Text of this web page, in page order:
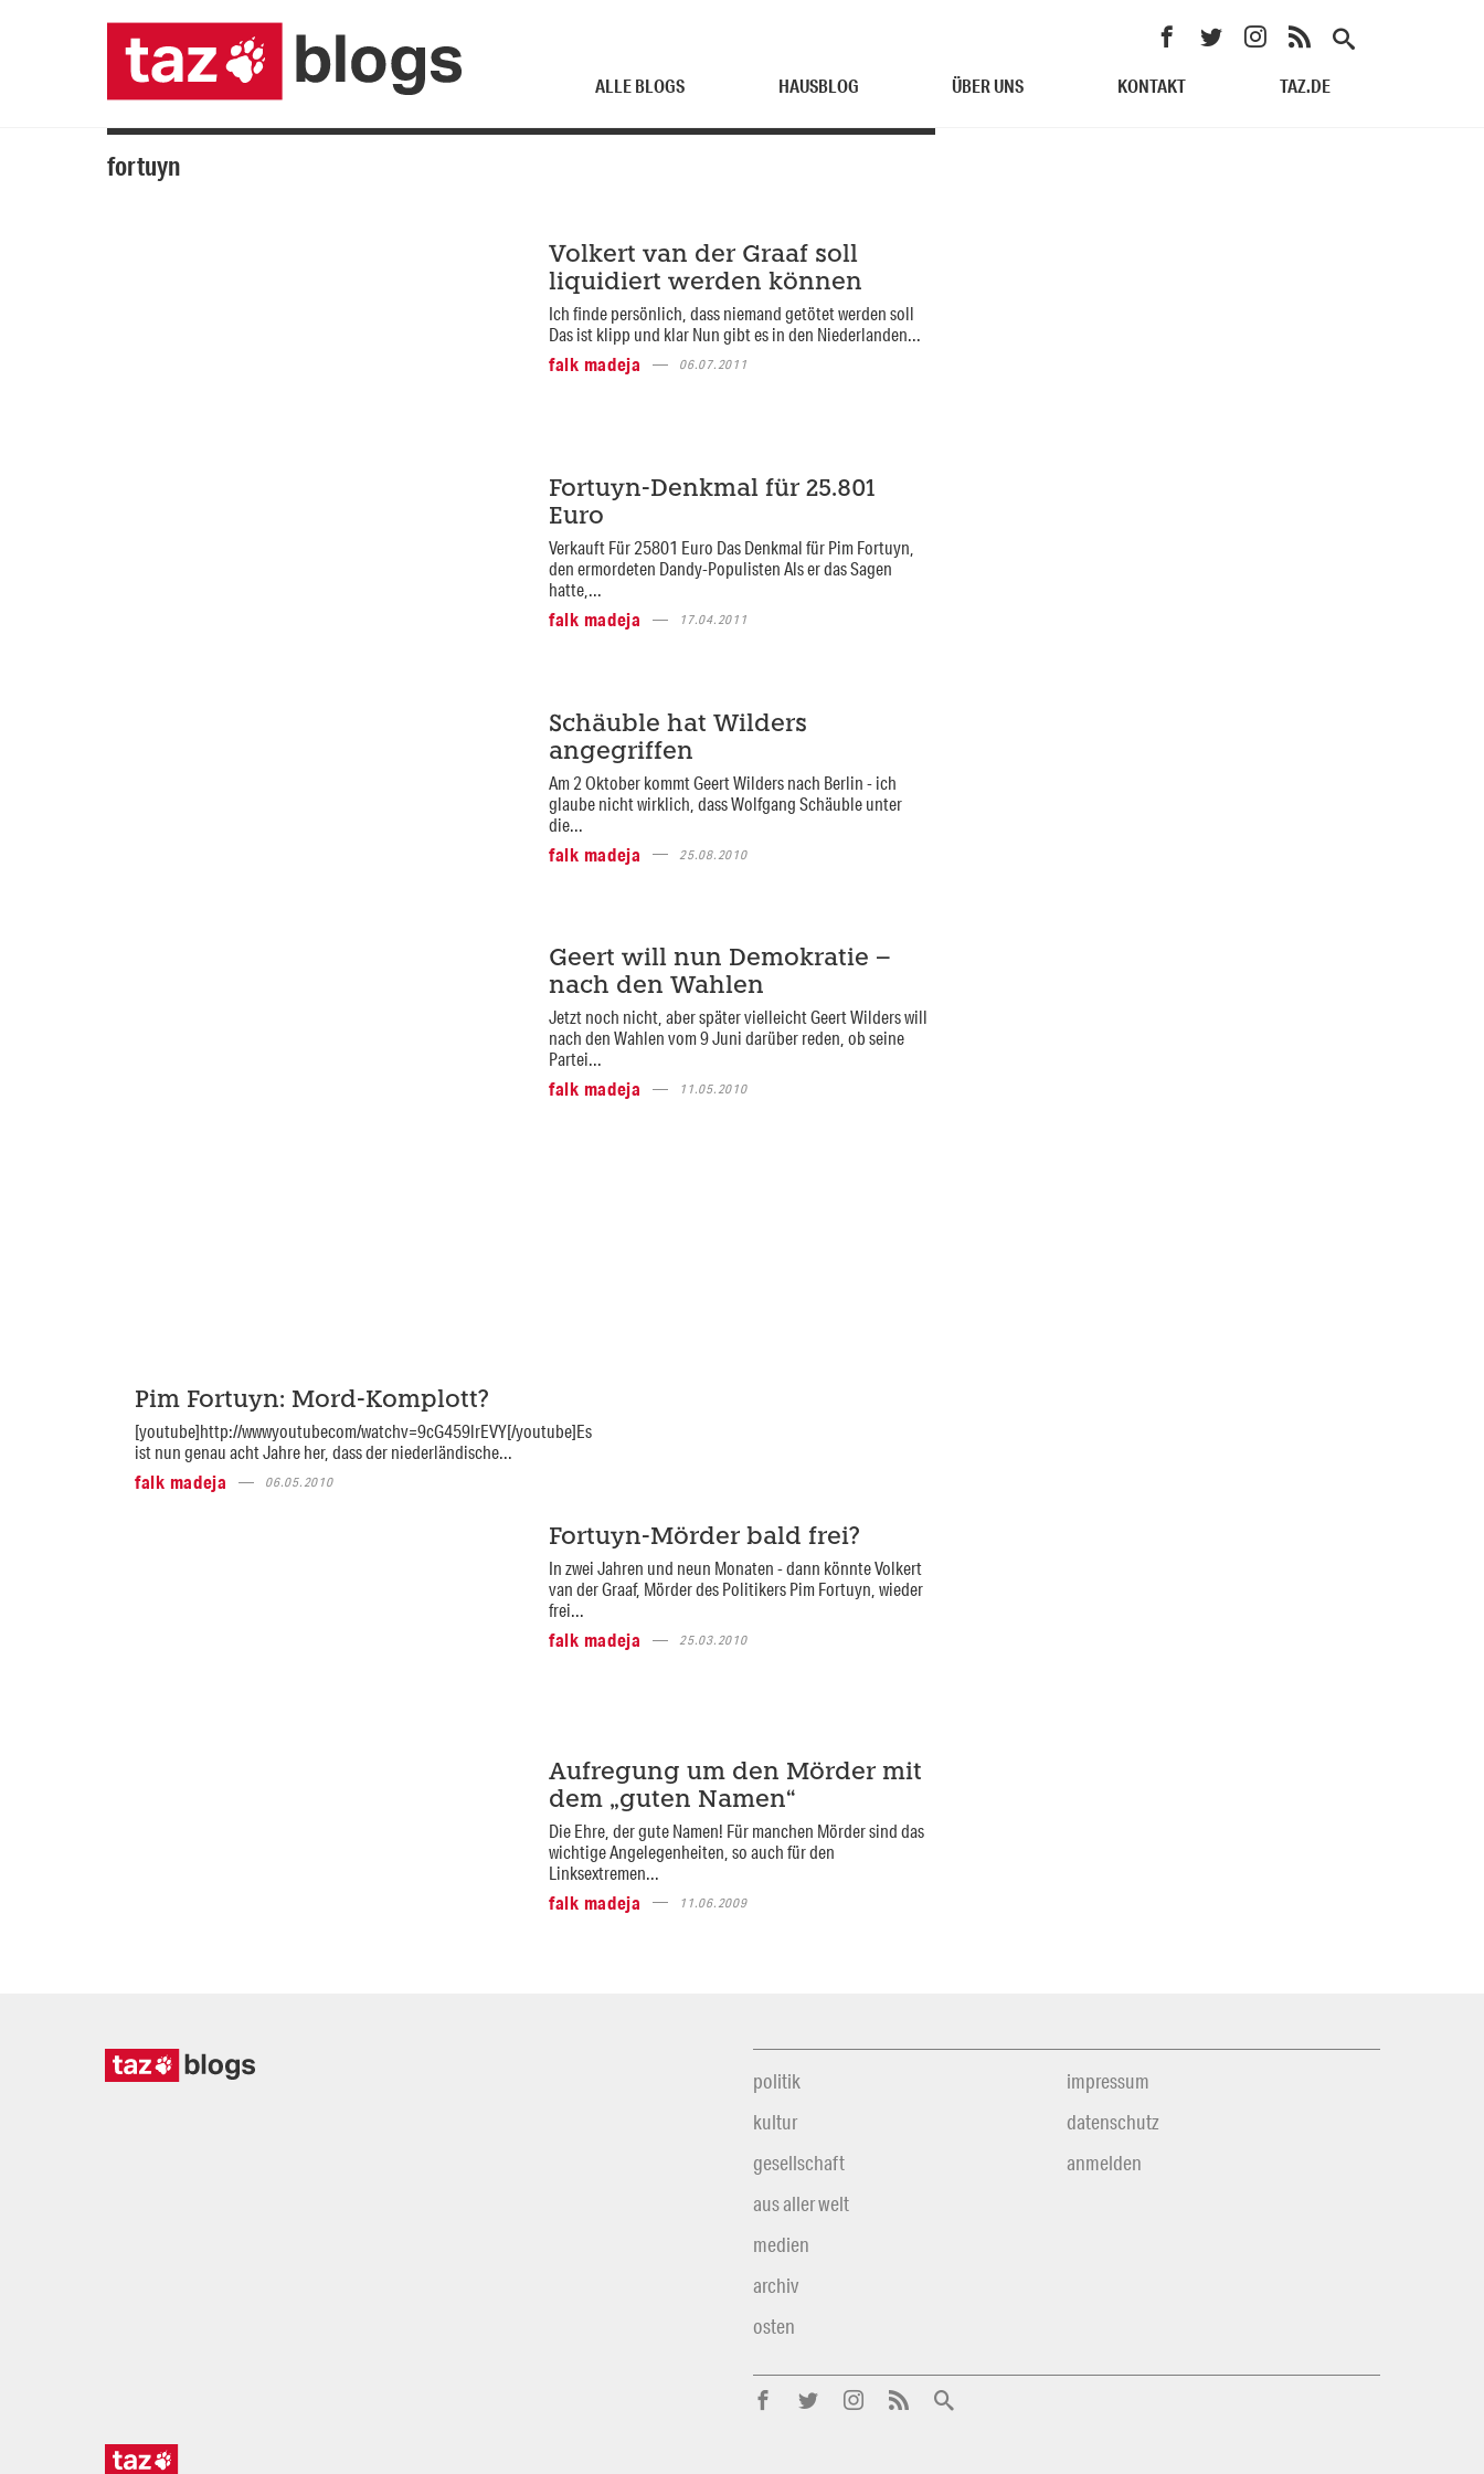
ALLE BLOGS HAUSBLOG ÜBER UNS KONTAKT TAZ.DE
fortuyn
Volkert van der Graaf soll
liquidiert werden können
Ich finde persönlich, dass niemand getötet werden soll
Das ist klipp und klar Nun gibt es in den Niederlanden...
falk madeja
06.07.2011
Fortuyn-Denkmal für 25.801
Euro
Verkauft Für 25801 Euro Das Denkmal für Pim Fortuyn,
den ermordeten Dandy-Populisten Als er das Sagen
hatte,...
falk madeja
17.04.2011
Schäuble hat Wilders
angegriffen
Am 2 Oktober kommt Geert Wilders nach Berlin - ich
glaube nicht wirklich, dass Wolfgang Schäuble unter
die...
falk madeja
25.08.2010
Geert will nun Demokratie –
nach den Wahlen
Jetzt noch nicht, aber später vielleicht Geert Wilders will
nach den Wahlen vom 9 Juni darüber reden, ob seine
Partei...
falk madeja
11.05.2010
Pim Fortuyn: Mord-Komplott?
[youtube]http://wwwyoutubecom/watchv=9cG459lrEVY[/youtube]Es
ist nun genau acht Jahre her, dass der niederländische...
falk madeja
06.05.2010
Fortuyn-Mörder bald frei?
In zwei Jahren und neun Monaten - dann könnte Volkert
van der Graaf, Mörder des Politikers Pim Fortuyn, wieder
frei...
falk madeja
25.03.2010
Aufregung um den Mörder mit
dem „guten Namen“
Die Ehre, der gute Namen! Für manchen Mörder sind das
wichtige Angelegenheiten, so auch für den
Linksextremen...
falk madeja
11.06.2009
politik
kultur
gesellschaft
aus aller welt
medien
archiv
osten
impressum
datenschutz
anmelden